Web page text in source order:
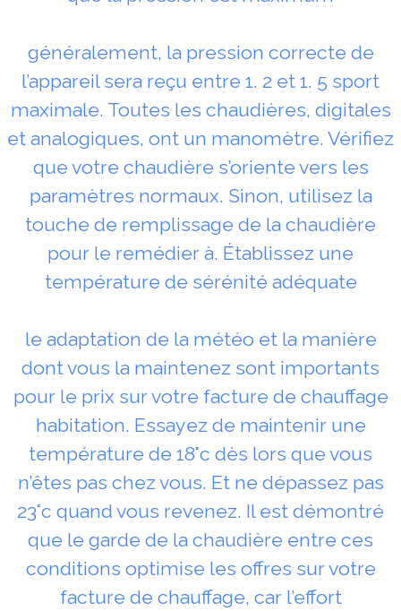
généralement, la pression correcte de
l’appareil sera reçu entre 1. 2 et 1. 5 sport
maximale. Toutes les chaudières, digitales
et analogiques, ont un manomètre. Vérifiez
que votre chaudière s’oriente vers les
paramètres normaux. Sinon, utilisez la
touche de remplissage de la chaudière
pour le remédier à. Établissez une
température de sérénité adéquate
le adaptation de la météo et la manière
dont vous la maintenez sont importants
pour le prix sur votre facture de chauffage
habitation. Essayez de maintenir une
température de 18°c dès lors que vous
n’êtes pas chez vous. Et ne dépassez pas
23°c quand vous revenez. Il est démontré
que le garde de la chaudière entre ces
conditions optimise les offres sur votre
facture de chauffage, car l’effort